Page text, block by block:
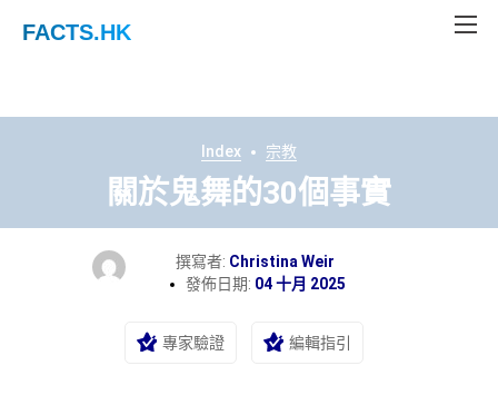
FACTS.HK
Index 宗教
關於鬼舞的30個事實
撰寫者: Christina Weir
發佈日期: 04 十月 2025
專家驗證 編輯指引